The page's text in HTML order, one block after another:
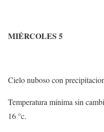
MIÉRCOLES 5
Cielo nuboso con
Temperatura mínima sin
16 °c.